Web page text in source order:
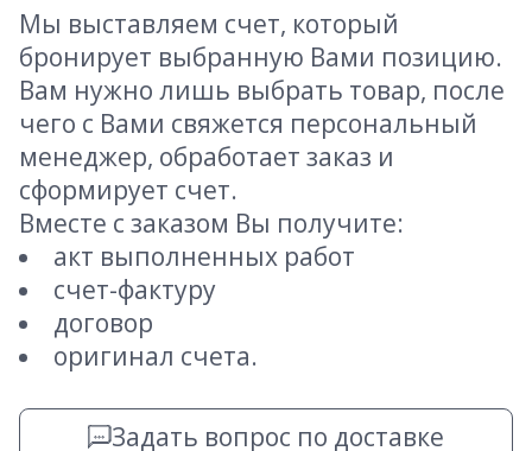
Мы выставляем счет, который
бронирует выбранную Вами позицию.
Вам нужно лишь выбрать товар, после
чего с Вами свяжется персональный
менеджер, обработает заказ и
сформирует счет.
Вместе с заказом Вы получите:
акт выполненных работ
счет-фактуру
договор
оригинал счета.
Задать вопрос по доставке